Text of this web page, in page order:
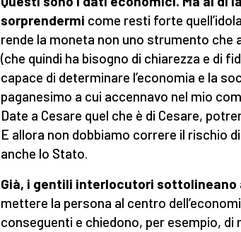
sorprendermi come resti forte
rende la moneta non uno strumento che
(che quindi ha bisogno di chiarezza e di
capace di determinare l’economia e la
paganesimo a cui accennavo nel mio
Date a Cesare quel che è di Cesare,
E allora non dobbiamo correre il rischio
anche lo Stato.
Già, i gentili interlocutori sottolineano
mettere la persona al centro
conseguenti e chiedono, per esempio,